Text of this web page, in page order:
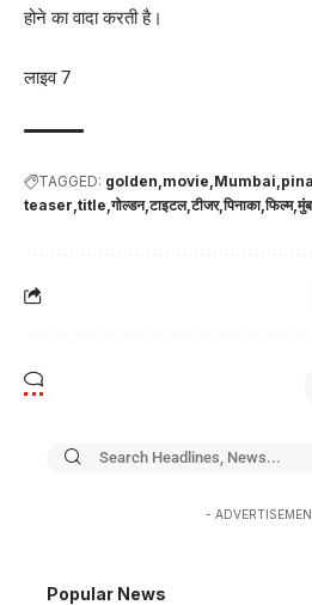
होने का वादा करती है।
लाइव 7
TAGGED: golden movie Mumbai
teaser title गोल्डन टाइटल टीजर पिनाका फिल्म
-
Popular News